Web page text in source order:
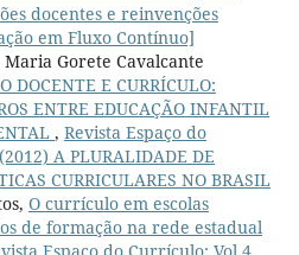
docentes e reinvenções
em Fluxo Contínuo]
Gorete Cavalcante
DOCENTE E CURRÍCULO:
ENTRE EDUCAÇÃO INFANTIL
, Revista Espaço do
A PLURALIDADE DE
CURRICULARES NO BRASIL
O currículo em escolas
de formação na rede estadual